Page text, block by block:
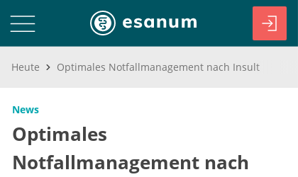
Heute Optimales Notfallmanagement nach Insult
News
Optimales
Notfallmanagement nach